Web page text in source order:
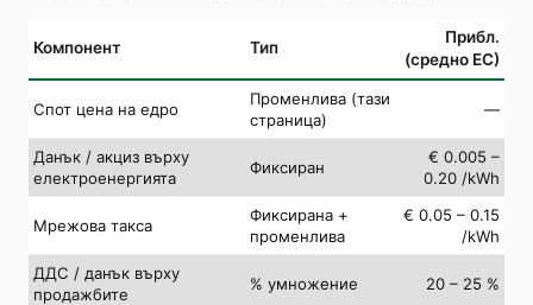
Компонент Тип
Прибл.
(средно ЕС)
Спот цена на едро
Променлива (тази
страница)
—
Данък / акциз върху
електроенергията
Фиксиран
€ 0.005 –
0.20 /kWh
Мрежова такса
Фиксирана +
променлива
€ 0.05 – 0.15
/kWh
ДДС / данък върху
продажбите
% умножение 20 – 25 %